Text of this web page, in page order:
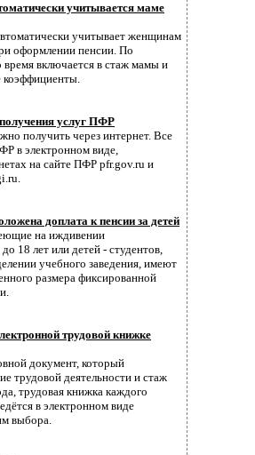
учитывается маме
учитывает женщинам
оформлении пенсии. По
включается в стаж мамы и
коэффициенты.
услуг ПФР
получить через интернет. Все
в электронном виде,
на сайте ПФР pfr.gov.ru и
доплата к пенсии за детей
на иждивении
18 лет или детей - студентов,
учебного заведения, имеют
размера фиксированной
трудовой книжке
документ, который
трудовой деятельности и стаж
трудовая книжка каждого
в электронном виде
выбора.